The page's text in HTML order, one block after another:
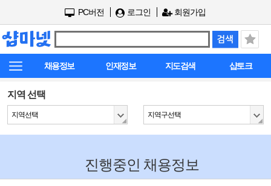
PC버전 로그인 회원가입
채용정보 인재정보 지도검색 샵토크
지역 선택
지역선택 지역구선택
진행중인 채용정보